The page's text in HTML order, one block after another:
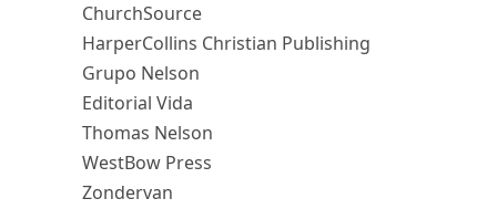
ChurchSource
HarperCollins Christian Publishing
Grupo Nelson
Editorial Vida
Thomas Nelson
WestBow Press
Zondervan